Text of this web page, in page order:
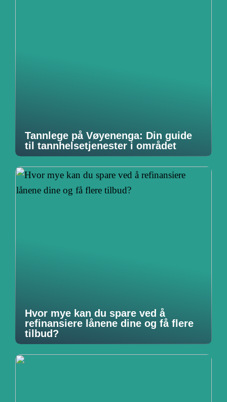
Tannlege på Vøyenenga: Din guide
til tannhelsetjenester i området
Hvor mye kan du spare ved å
refinansiere lånene dine og få flere
tilbud?